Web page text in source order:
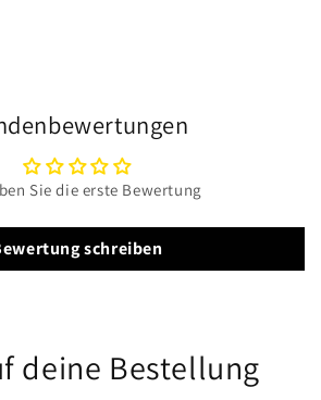
Sie die erste Bewertung
schreiben
deine Bestellung